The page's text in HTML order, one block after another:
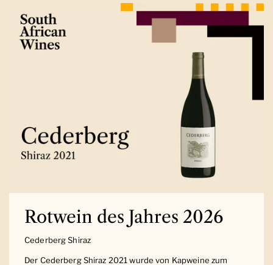
Rotwein des Jahres 2026
Cederberg Shiraz
Der Cederberg Shiraz 2021 wurde von Kapweine zum